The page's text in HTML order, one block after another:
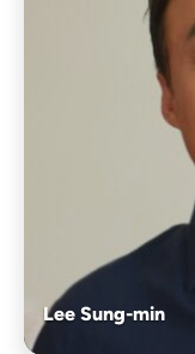
Lee Sung-min